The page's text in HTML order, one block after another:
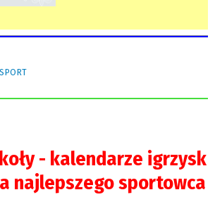
SPORT
- kalendarze igrzysk
najlepszego sportowca